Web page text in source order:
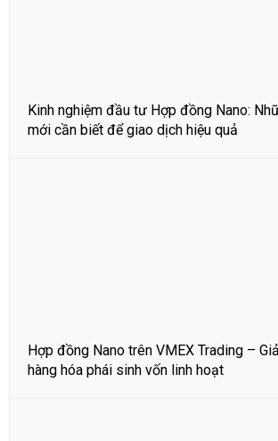
Kinh nghiệm đầu tư Hợp đồng Nano:
mới cần biết để giao dịch hiệu quả
Hợp đồng Nano trên VMEX Trading –
hàng hóa phái sinh vốn linh hoạt